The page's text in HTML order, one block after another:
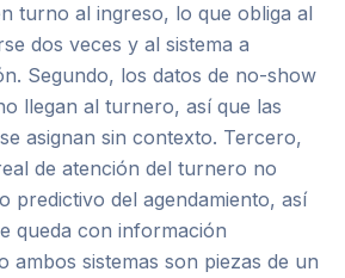
turno al ingreso, lo que obliga al
dos veces y al sistema a
Segundo, los datos de no-show
llegan al turnero, así que las
asignan sin contexto. Tercero,
de atención del turnero no
predictivo del agendamiento, así
queda con información
ambos sistemas son piezas de un